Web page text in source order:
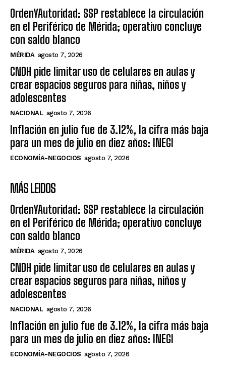
OrdenYAutoridad: SSP restablece la circulación
en el Periférico de Mérida; operativo concluye
con saldo blanco
MÉRIDA agosto 7, 2026
CNDH pide limitar uso de celulares en aulas y
crear espacios seguros para niñas, niños y
adolescentes
NACIONAL agosto 7, 2026
Inflación en julio fue de 3.12%, la cifra más baja
para un mes de julio en diez años: INEGI
ECONOMÍA-NEGOCIOS agosto 7, 2026
MÁS LEIDOS
OrdenYAutoridad: SSP restablece la circulación
en el Periférico de Mérida; operativo concluye
con saldo blanco
MÉRIDA agosto 7, 2026
CNDH pide limitar uso de celulares en aulas y
crear espacios seguros para niñas, niños y
adolescentes
NACIONAL agosto 7, 2026
Inflación en julio fue de 3.12%, la cifra más baja
para un mes de julio en diez años: INEGI
ECONOMÍA-NEGOCIOS agosto 7, 2026